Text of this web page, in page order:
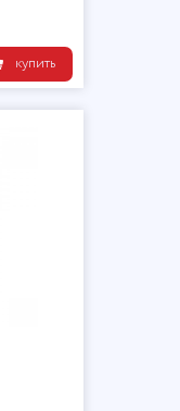
купить